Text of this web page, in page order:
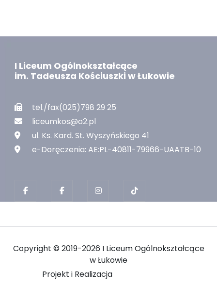
I Liceum Ogólnokształcące
im. Tadeusza Kościuszki w Łukowie
tel./fax(025)798 29 25
liceumkos@o2.pl
ul. Ks. Kard. St. Wyszyńskiego 41
e-Doręczenia: AE:PL-40811-79966-UAATB-10
Copyright © 2019-2026 I Liceum Ogólnokształcące
w Łukowie
Projekt i Realizacja